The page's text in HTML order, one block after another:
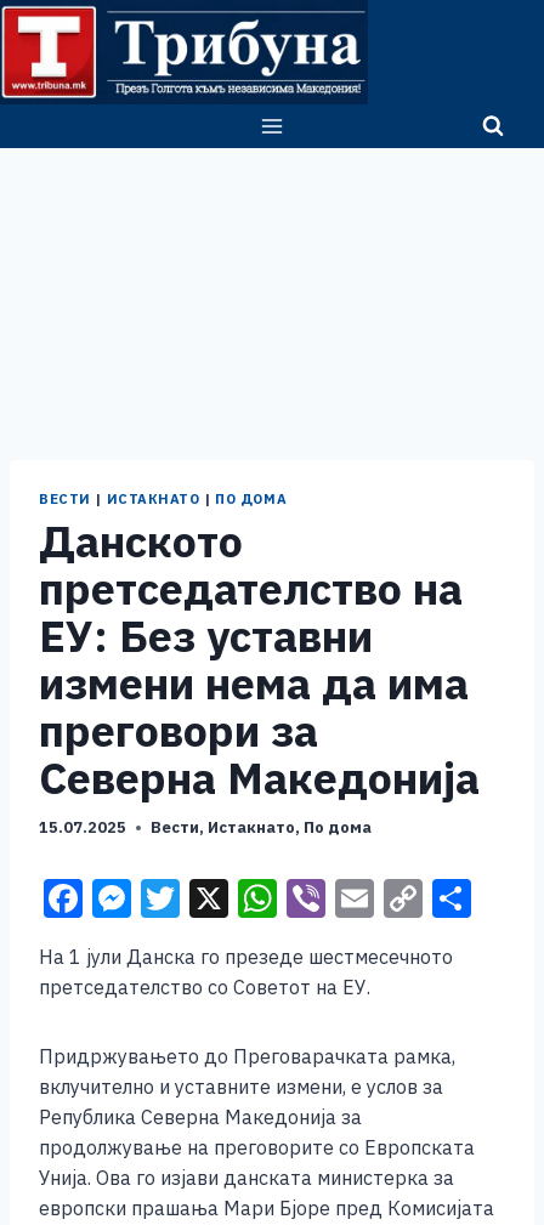
Skip
content
ВЕСТИ | ИСТАКНАТО | ПО ДОМА
Данското
претседателство на
ЕУ: Без уставни
измени нема да има
преговори за
Северна Македонија
15.07.2025 Вести, Истакнато, По дома
F
a
c
b
o
o
k
M
e
ss
n
g
er
T
tt
X W
at
A
p
p
Vi
er
E
ai
C
p
Li
n
k
На 1 јули Данска го презеде шестмесечното
претседателство со Советот на ЕУ.
Придржувањето до Преговарачката рамка,
вклучително и уставните измени, е услов за
Република Северна Македонија за
продолжување на преговорите со Европската
Унија. Ова го изјави данската министерка за
европски прашања Мари Бјоре пред Комисијата